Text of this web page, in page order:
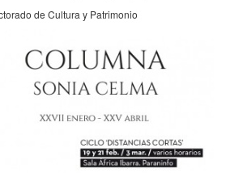
de Cultura y Patrimonio